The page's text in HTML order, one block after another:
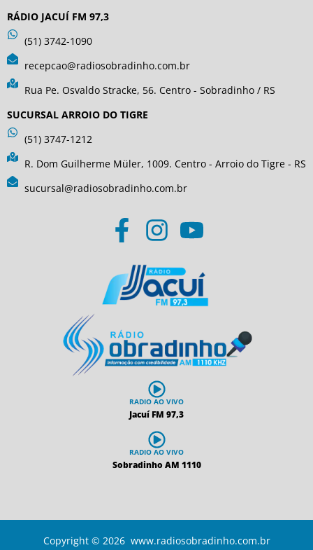
RÁDIO JACUÍ FM 97,3
(51) 3742-1090
recepcao@radiosobradinho.com.br
Rua Pe. Osvaldo Stracke, 56. Centro - Sobradinho / RS
SUCURSAL ARROIO DO TIGRE
(51) 3747-1212
R. Dom Guilherme Müler, 1009. Centro - Arroio do Tigre - RS
sucursal@radiosobradinho.com.br
RADIO AO VIVO
Jacuí FM 97,3
RADIO AO VIVO
Sobradinho AM 1110
Copyright © 2026 www.radiosobradinho.com.br